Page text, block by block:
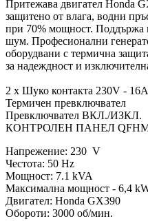
Притежава двигател Honda
защитено от влага, водни
при 70% мощност. Поддържа
шум. Професионални
оборудвани с термична
за надеждност и
2 x Шуко контакта 230V - 16A
Термичен превключвател
Превключвател ВКЛ./ИЗКЛ.
КОНТРОЛЕН ПАНЕЛ QFHM-
Напрежение: 230 V
Честота: 50 Hz
Мощност: 7.1 kVA
Максимална мощност - 6,4
Двигател: Honda GX390
Обороти: 3000 об/мин.